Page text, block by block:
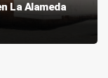
La Alameda